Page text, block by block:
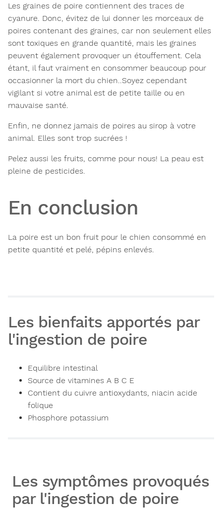
Les graines de poire contiennent des traces de
cyanure. Donc, évitez de lui donner les morceaux de
poires contenant des graines, car non seulement elles
sont toxiques en grande quantité, mais les graines
peuvent également provoquer un étouffement. Cela
étant, il faut vraiment en consommer beaucoup pour
occasionner la mort du chien..Soyez cependant
vigilant si votre animal est de petite taille ou en
mauvaise santé.
Enfin, ne donnez jamais de poires au sirop à votre
animal. Elles sont trop sucrées !
Pelez aussi les fruits, comme pour nous! La peau est
pleine de pesticides.
En conclusion
La poire est un bon fruit pour le chien consommé en
petite quantité et pelé, pépins enlevés.
Les bienfaits apportés par
l'ingestion de poire
Equilibre intestinal
Source de vitamines A B C E
Contient du cuivre antioxydants, niacin acide
folique
Phosphore potassium
Les symptômes provoqués
par l'ingestion de poire